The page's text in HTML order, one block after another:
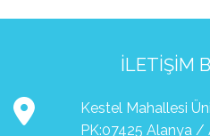
İLETIŞIM
Kestel Mahallesi
PK:07425 Alanya /